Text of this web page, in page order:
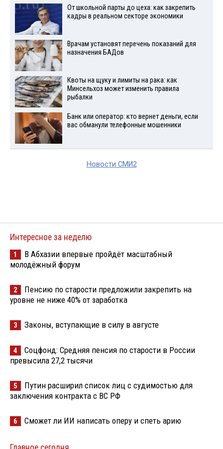
От школьной парты до цеха: как закрепить
кадры в реальном секторе экономики
Врачам установят перечень показаний для
назначения БАДов
Квоты на щуку и лимиты на рака: как
Минсельхоз может изменить правила
рыбалки
Банк или оператор: кто вернет деньги, если
вас обманули телефонные мошенники
Новости СМИ2
Интересное за неделю
1
В Абхазии впервые пройдёт масштабный
молодёжный форум
2
Пенсию по старости предложили закрепить на
уровне не ниже 40% от заработка
3 Законы, вступающие в силу в августе
4
Соцфонд: Средняя пенсия по старости в России
превысила 27,2 тысячи
5
Путин расширил список лиц с судимостью для
заключения контракта с ВС РФ
6 Сможет ли ИИ написать оперу и спеть арию